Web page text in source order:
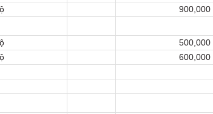
900,000
500,000
600,000